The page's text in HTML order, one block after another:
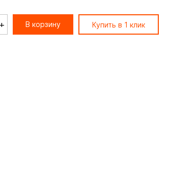
+ В корзину Купить в 1 клик